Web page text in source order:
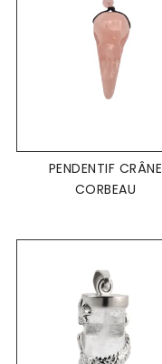
PENDENTIF CRÂNE
CORBEAU